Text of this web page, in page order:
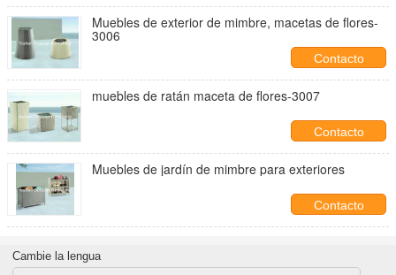
Muebles de exterior de mimbre, macetas de flores-
3006
Contacto
muebles de ratán maceta de flores-3007
Contacto
Muebles de jardín de mimbre para exteriores
Contacto
Cambie la lengua